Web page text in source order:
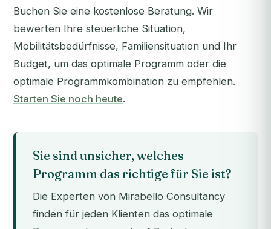
Buchen Sie eine kostenlose Beratung. Wir
bewerten Ihre steuerliche Situation,
Mobilitätsbedürfnisse, Familiensituation und Ihr
Budget, um das optimale Programm oder die
optimale Programmkombination zu empfehlen.
Starten Sie noch heute.
Sie sind unsicher, welches
Programm das richtige für Sie ist?
Die Experten von Mirabello Consultancy
finden für jeden Klienten das optimale